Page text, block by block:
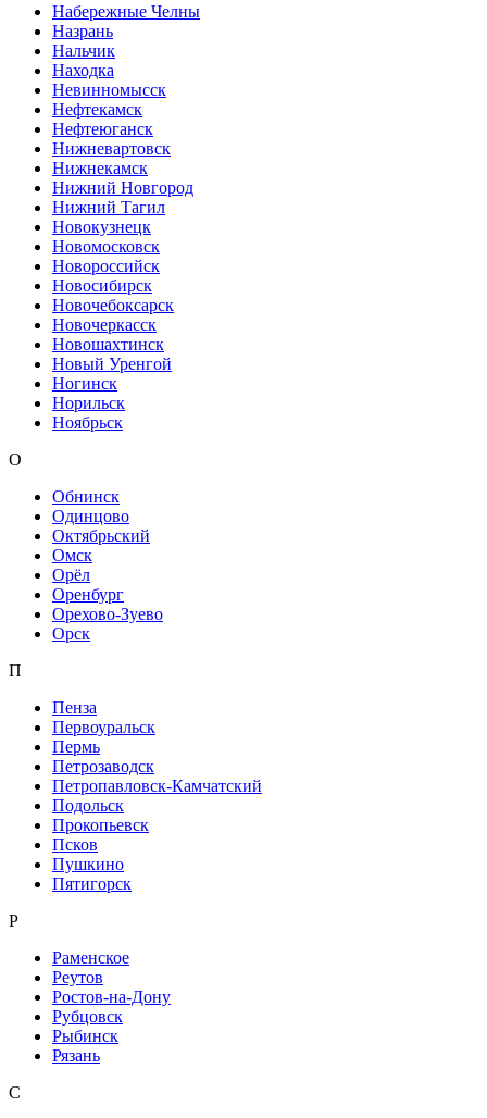
Набережные Челны
Назрань
Нальчик
Находка
Невинномысск
Нефтекамск
Нефтеюганск
Нижневартовск
Нижнекамск
Нижний Новгород
Нижний Тагил
Новокузнецк
Новомосковск
Новороссийск
Новосибирск
Новочебоксарск
Новочеркасск
Новошахтинск
Новый Уренгой
Ногинск
Норильск
Ноябрьск
О
Обнинск
Одинцово
Октябрьский
Омск
Орёл
Оренбург
Орехово-Зуево
Орск
П
Пенза
Первоуральск
Пермь
Петрозаводск
Петропавловск-Камчатский
Подольск
Прокопьевск
Псков
Пушкино
Пятигорск
Р
Раменское
Реутов
Ростов-на-Дону
Рубцовск
Рыбинск
Рязань
С